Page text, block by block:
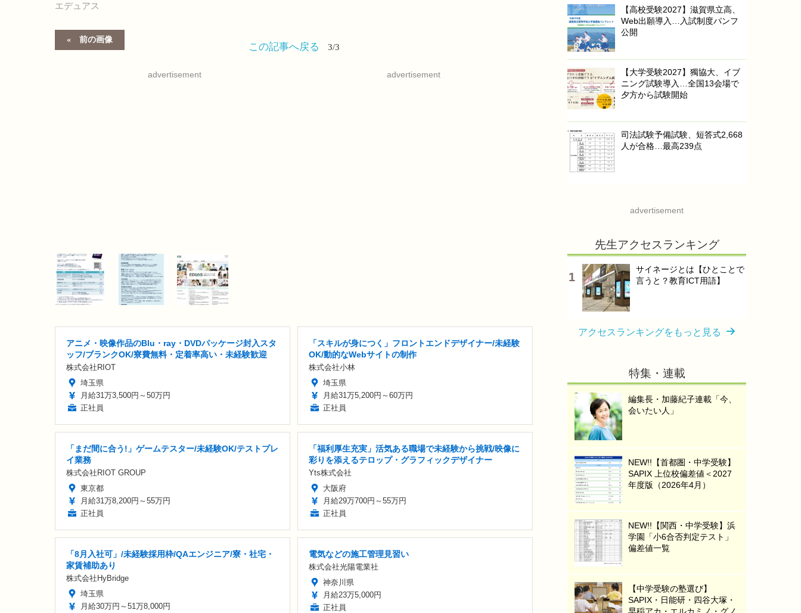
エデュアス
前の画像
この記事へ戻る 3/3
advertisement advertisement
アニメ・映像作品のBlu・ray・DVDパッケージ封入スタ
ッフ/ブランクOK/寮費無料・定着率高い・未経験歓迎
株式会社RIOT
埼玉県
月給31万3,500円～50万円
正社員
「スキルが身につく」フロントエンドデザイナー/未経験
OK/動的なWebサイトの制作
株式会社小林
埼玉県
月給31万5,200円～60万円
正社員
「まだ間に合う!」ゲームテスター/未経験OK/テストプレ
イ業務
株式会社RIOT GROUP
東京都
月給31万8,200円～55万円
正社員
「福利厚生充実」活気ある職場で未経験から挑戦/映像に
彩りを添えるテロップ・グラフィックデザイナー
Yts株式会社
大阪府
月給29万700円～55万円
正社員
「8月入社可」/未経験採用枠/QAエンジニア/寮・社宅・
家賃補助あり
株式会社HyBridge
埼玉県
月給30万円～51万8,000円
電気などの施工管理見習い
株式会社光陽電業社
神奈川県
月給23万5,000円
正社員
【高校受験2027】滋賀県立高、
Web出願導入…入試制度パンフ
公開
【大学受験2027】獨協大、イブ
ニング試験導入…全国13会場で
夕方から試験開始
司法試験予備試験、短答式2,668
人が合格…最高239点
advertisement
先生アクセスランキング
サイネージとは【ひとことで
言うと？教育ICT用語】
アクセスランキングをもっと見る
特集・連載
編集長・加藤紀子連載「今、
会いたい人」
NEW!!【首都圏・中学受験】
SAPIX 上位校偏差値＜2027
年度版（2026年4月）
NEW!!【関西・中学受験】浜
学園「小6合否判定テスト」
偏差値一覧
【中学受験の塾選び】
SAPIX・日能研・四谷大塚・